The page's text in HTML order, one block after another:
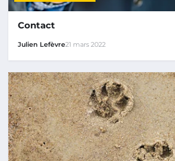
Contact
Julien Lefèvre21 mars 2022